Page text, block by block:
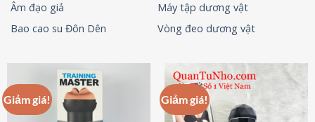
Âm đạo giả
Máy tập dương vật
Bao cao su Đôn Dên
Vòng đeo dương vật
Giảm giá! Giảm giá!